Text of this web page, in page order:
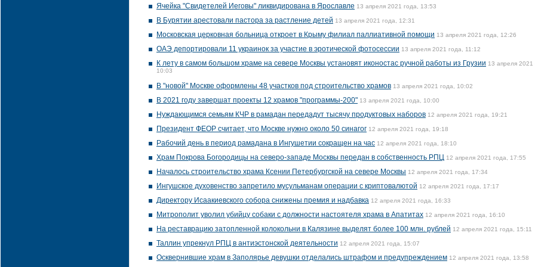
Ячейка "Свидетелей Иеговы" ликвидирована в Ярославле 13 апреля 2021 года, 13:53
В Бурятии арестовали пастора за растление детей 13 апреля 2021 года, 12:31
Московская церковная больница откроет в Крыму филиал паллиативной помощи 13 апреля 2021 года, 12:26
ОАЭ депортировали 11 украинок за участие в эротической фотосессии 13 апреля 2021 года, 11:12
К лету в самом большом храме на севере Москвы установят иконостас ручной работы из Грузии 13 апреля 2021
10:03
В "новой" Москве оформлены 48 участков под строительство храмов 13 апреля 2021 года, 10:02
В 2021 году завершат проекты 12 храмов "программы-200" 13 апреля 2021 года, 10:00
Нуждающимся семьям КЧР в рамадан передадут тысячу продуктовых наборов 12 апреля 2021 года, 19:21
Президент ФЕОР считает, что Москве нужно около 50 синагог 12 апреля 2021 года, 19:18
Рабочий день в период рамадана в Ингушетии сокращен на час 12 апреля 2021 года, 18:10
Храм Покрова Богородицы на северо-западе Москвы передан в собственность РПЦ 12 апреля 2021 года, 17:55
Началось строительство храма Ксении Петербургской на севере Москвы 12 апреля 2021 года, 17:34
Ингушское духовенство запретило мусульманам операции с криптовалютой 12 апреля 2021 года, 17:17
Директору Исаакиевского собора снижены премия и надбавка 12 апреля 2021 года, 16:33
Митрополит уволил убийцу собаки с должности настоятеля храма в Апатитах 12 апреля 2021 года, 16:10
На реставрацию затопленной колокольни в Калязине выделят более 100 млн. рублей 12 апреля 2021 года, 15:11
Таллин упрекнул РПЦ в антиэстонской деятельности 12 апреля 2021 года, 15:07
Осквернившие храм в Заполярье девушки отделались штрафом и предупреждением 12 апреля 2021 года, 13:58